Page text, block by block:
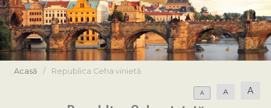
Acasă / Republica Ceha vinietă
A A A